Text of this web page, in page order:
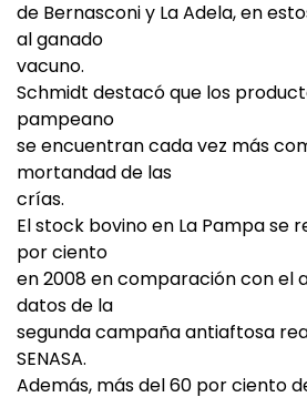
de Bernasconi y La Adela, en
al ganado
vacuno.
Schmidt destacó que los
pampeano
se encuentran cada vez más
mortandad de las
crías.
El stock bovino en La Pampa se
por ciento
en 2008 en comparación con el
datos de la
segunda campaña antiaftosa
SENASA.
Además, más del 60 por ciento